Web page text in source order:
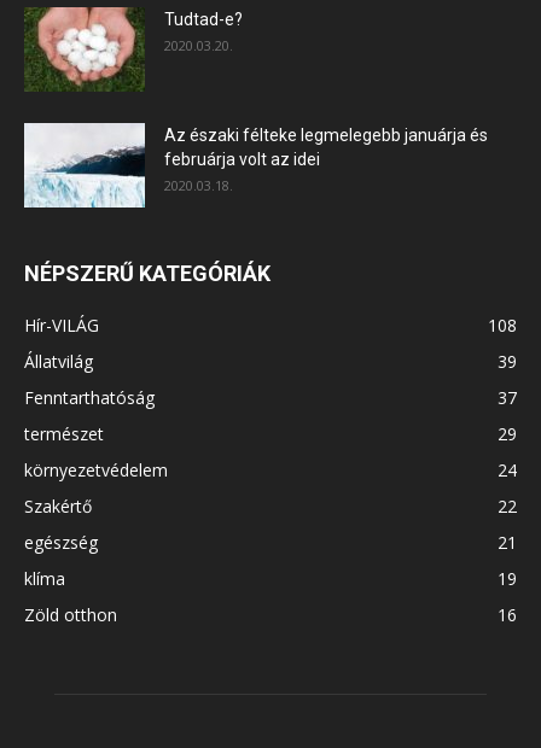
Tudtad-e?
2020.03.20.
Az északi félteke legmelegebb januárja és
februárja volt az idei
2020.03.18.
NÉPSZERŰ KATEGÓRIÁK
Hír-VILÁG
108
Állatvilág
39
Fenntarthatóság
37
természet
29
környezetvédelem
24
Szakértő
22
egészség
21
klíma
19
Zöld otthon
16